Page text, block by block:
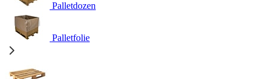
Palletdozen
Palletfolie